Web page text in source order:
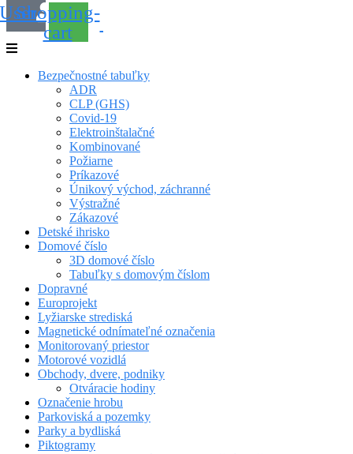
Shopping-
cart
Bezpečnostné tabuľky
ADR
CLP (GHS)
Covid-19
Elektroinštalačné
Kombinované
Požiarne
Príkazové
Únikový východ, záchranné
Výstražné
Zákazové
Detské ihrisko
Domové číslo
3D domové číslo
Tabuľky s domovým číslom
Dopravné
Europrojekt
Lyžiarske strediská
Magnetické odnímateľné označenia
Monitorovaný priestor
Motorové vozidlá
Obchody, dvere, podniky
Otváracie hodiny
Označenie hrobu
Parkoviská a pozemky
Parky a bydliská
Piktogramy